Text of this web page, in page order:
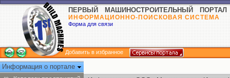
ПЕРВЫЙ МАШИНОСТРОИТЕЛЬНЫЙ ПОРТАЛ
ИНФОРМАЦИОННО-ПОИСКОВАЯ СИСТЕМА
Форма для связи
Добавить в избранное
Информация о портале